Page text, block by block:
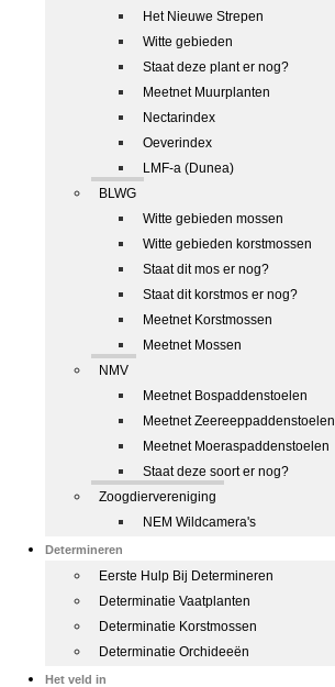
Het Nieuwe Strepen
Witte gebieden
Staat deze plant er nog?
Meetnet Muurplanten
Nectarindex
Oeverindex
LMF-a (Dunea)
BLWG
Witte gebieden mossen
Witte gebieden korstmossen
Staat dit mos er nog?
Staat dit korstmos er nog?
Meetnet Korstmossen
Meetnet Mossen
NMV
Meetnet Bospaddenstoelen
Meetnet Zeereeppaddenstoelen
Meetnet Moeraspaddenstoelen
Staat deze soort er nog?
Zoogdiervereniging
NEM Wildcamera's
Determineren
Eerste Hulp Bij Determineren
Determinatie Vaatplanten
Determinatie Korstmossen
Determinatie Orchideeën
Het veld in